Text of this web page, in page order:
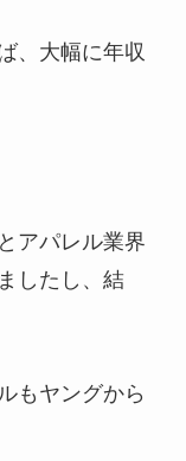
、大幅に年収
アパレル業界
したし、結
もヤングから